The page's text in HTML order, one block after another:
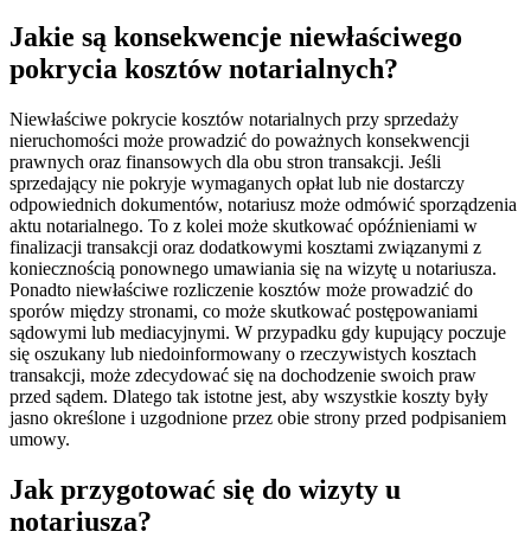
Jakie są konsekwencje niewłaściwego
pokrycia kosztów notarialnych?
Niewłaściwe pokrycie kosztów notarialnych przy sprzedaży
nieruchomości może prowadzić do poważnych konsekwencji
prawnych oraz finansowych dla obu stron transakcji. Jeśli
sprzedający nie pokryje wymaganych opłat lub nie dostarczy
odpowiednich dokumentów, notariusz może odmówić sporządzenia
aktu notarialnego. To z kolei może skutkować opóźnieniami w
finalizacji transakcji oraz dodatkowymi kosztami związanymi z
koniecznością ponownego umawiania się na wizytę u notariusza.
Ponadto niewłaściwe rozliczenie kosztów może prowadzić do
sporów między stronami, co może skutkować postępowaniami
sądowymi lub mediacyjnymi. W przypadku gdy kupujący poczuje
się oszukany lub niedoinformowany o rzeczywistych kosztach
transakcji, może zdecydować się na dochodzenie swoich praw
przed sądem. Dlatego tak istotne jest, aby wszystkie koszty były
jasno określone i uzgodnione przez obie strony przed podpisaniem
umowy.
Jak przygotować się do wizyty u
notariusza?